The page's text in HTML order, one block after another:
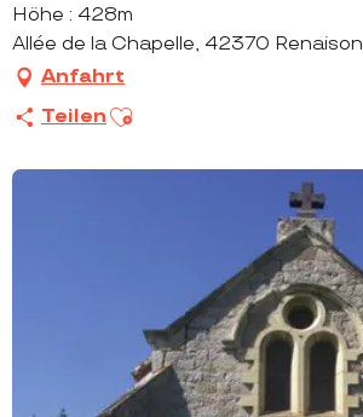
Höhe : 428m
Allée de la Chapelle, 42370 Renaison
Anfahrt
Teilen Ajouter aux favoris